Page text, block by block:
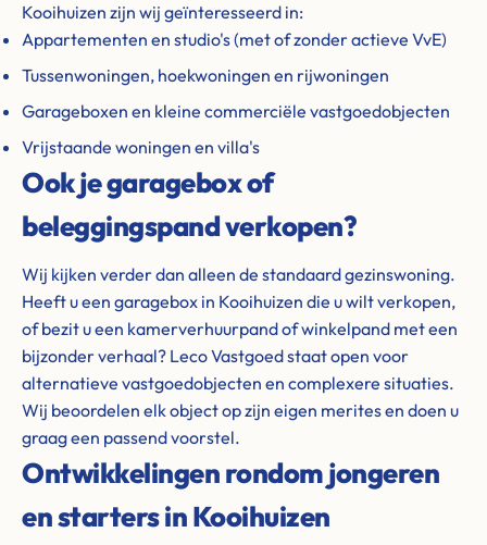
Kooihuizen zijn wij geïnteresseerd in:
Appartementen en studio's (met of zonder actieve VvE)
Tussenwoningen, hoekwoningen en rijwoningen
Garageboxen en kleine commerciële vastgoedobjecten
Vrijstaande woningen en villa's
Ook je garagebox of
beleggingspand verkopen?
Wij kijken verder dan alleen de standaard gezinswoning.
Heeft u een garagebox in Kooihuizen die u wilt verkopen,
of bezit u een kamerverhuurpand of winkelpand met een
bijzonder verhaal? Leco Vastgoed staat open voor
alternatieve vastgoedobjecten en complexere situaties.
Wij beoordelen elk object op zijn eigen merites en doen u
graag een passend voorstel.
Ontwikkelingen rondom jongeren
en starters in Kooihuizen